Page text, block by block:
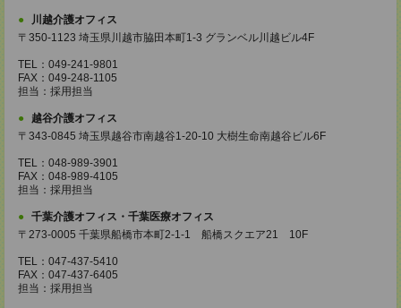
川越介護オフィス
〒350-1123 埼玉県川越市脇田本町1-3 グランベル川越ビル4F
TEL：049-241-9801
FAX：049-248-1105
担当：採用担当
越谷介護オフィス
〒343-0845 埼玉県越谷市南越谷1-20-10 大樹生命南越谷ビル6F
TEL：048-989-3901
FAX：048-989-4105
担当：採用担当
千葉介護オフィス・千葉医療オフィス
〒273-0005 千葉県船橋市本町2-1-1 船橋スクエア21 10F
TEL：047-437-5410
FAX：047-437-6405
担当：採用担当